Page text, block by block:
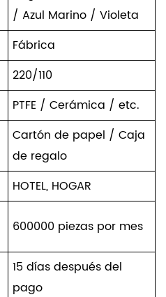
/ Azul Marino / Violeta
Fábrica
220/110
PTFE / Cerámica / etc.
Cartón de papel / Caja
de regalo
HOTEL, HOGAR
600000 piezas por mes
15 días después del
pago